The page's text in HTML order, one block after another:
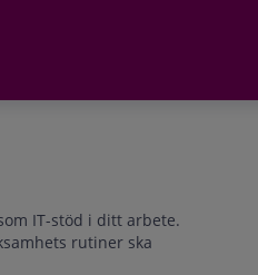
IT-stöd i ditt arbete.
rutiner ska